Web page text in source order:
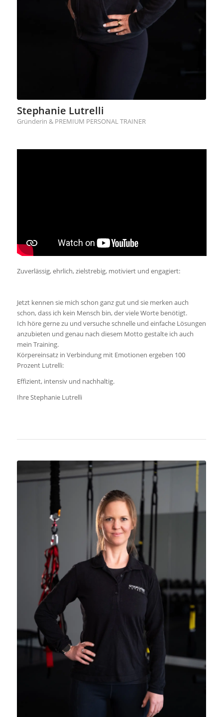
Stephanie Lutrelli
Gründerin & PREMIUM PERSONAL TRAINER
Zuverlässig, ehrlich, zielstrebig, motiviert und engagiert:
Jetzt kennen sie mich schon ganz gut und sie merken auch
schon, dass ich kein Mensch bin, der viele Worte benötigt.
Ich höre gerne zu und versuche schnelle und einfache Lösungen
anzubieten und genau nach diesem Motto gestalte ich auch
mein Training.
Körpereinsatz in Verbindung mit Emotionen ergeben 100
Prozent Lutrelli:
Effizient, intensiv und nachhaltig.
Ihre Stephanie Lutrelli